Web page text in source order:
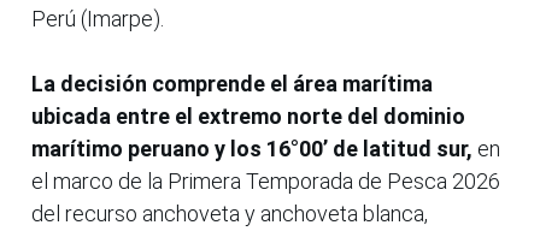
Perú (Imarpe).
La decisión comprende el área marítima
ubicada entre el extremo norte del dominio
marítimo peruano y los 16°00’ de latitud sur, en
el marco de la Primera Temporada de Pesca 2026
del recurso anchoveta y anchoveta blanca,